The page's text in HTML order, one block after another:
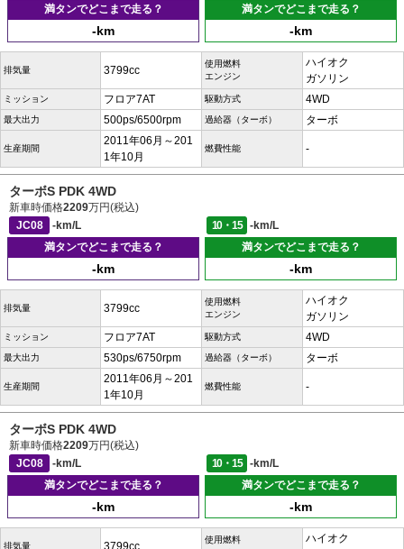
満タンでどこまで走る？
-km
満タンでどこまで走る？
-km
排気量 3799cc
使用燃料
エンジン
ハイオク
ガソリン
ミッション フロア7AT 駆動方式 4WD
最大出力 500ps/6500rpm 過給器（ターボ） ターボ
生産期間
2011年06月～201
1年10月
燃費性能 -
ターボS PDK 4WD
新車時価格2209万円(税込)
JC08
-km/L 10・15
-km/L
満タンでどこまで走る？
-km
満タンでどこまで走る？
-km
排気量 3799cc
使用燃料
エンジン
ハイオク
ガソリン
ミッション フロア7AT 駆動方式 4WD
最大出力 530ps/6750rpm 過給器（ターボ） ターボ
生産期間
2011年06月～201
1年10月
燃費性能 -
ターボS PDK 4WD
新車時価格2209万円(税込)
JC08
-km/L 10・15
-km/L
満タンでどこまで走る？
-km
満タンでどこまで走る？
-km
排気量
使用燃料
ハイオク